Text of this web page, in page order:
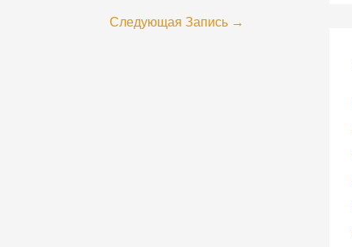
Следующая Запись →